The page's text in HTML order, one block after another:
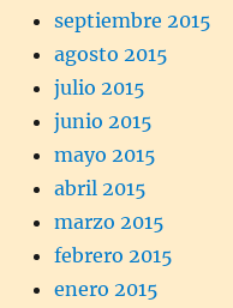
septiembre 2015
agosto 2015
julio 2015
junio 2015
mayo 2015
abril 2015
marzo 2015
febrero 2015
enero 2015